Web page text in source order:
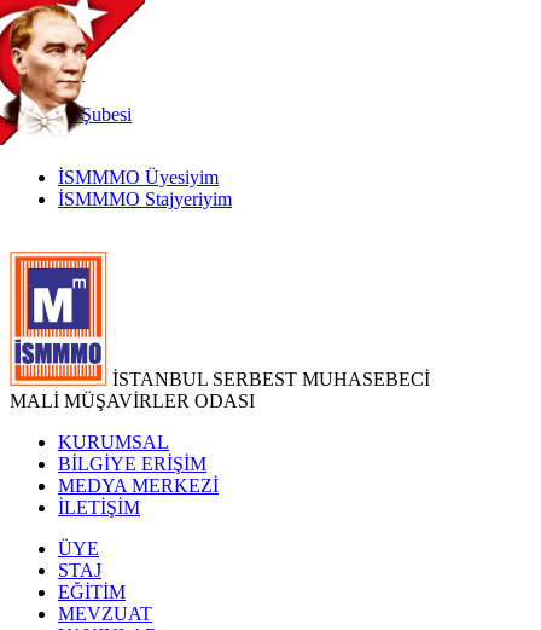
TR
|
EN
İnternetŞubesi
İSMMMO Üyesiyim
İSMMMO Stajyeriyim
İSTANBUL SERBEST MUHASEBECİ
MALİ MÜŞAVİRLER ODASI
KURUMSAL
BİLGİYE ERİŞİM
MEDYA MERKEZİ
İLETİŞİM
ÜYE
STAJ
EĞİTİM
MEVZUAT